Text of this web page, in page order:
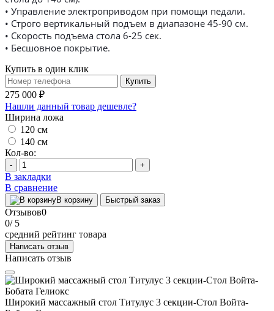
• Управление электроприводом при помощи педали.
• Строго вертикальный подъем в диапазоне 45-90 см.
• Скорость подъема стола 6-25 сек.
• Бесшовное покрытие.
Купить в один клик
Купить
275 000 ₽
Нашли данный товар дешевле?
Ширина ложа
120 см
140 см
Кол-во:
- +
В закладки
В сравнение
В корзину Быстрый заказ
Отзывов0
0/ 5
средний рейтинг товара
Написать отзыв
Написать отзыв
Широкий массажный стол Титулус 3 секции-Стол Войта-